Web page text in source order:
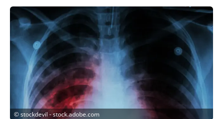
©stockdevil - stock.adobe.com